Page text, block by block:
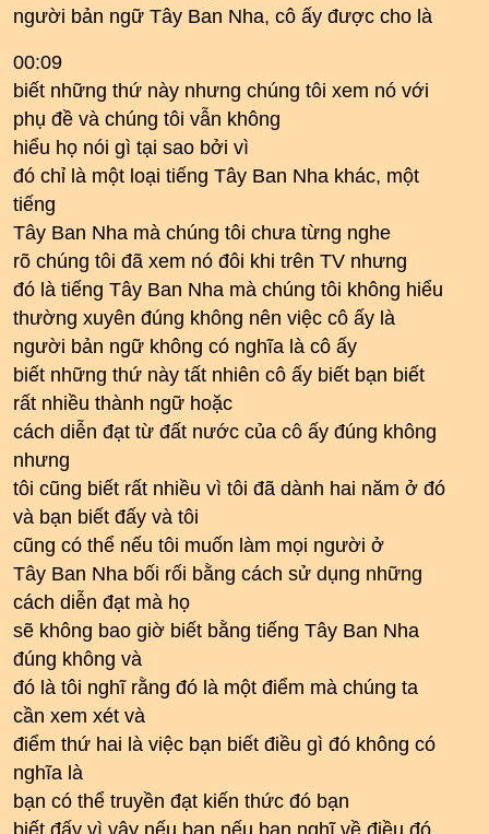
người bản ngữ Tây Ban Nha, cô ấy được cho là
00:09
biết những thứ này nhưng chúng tôi xem nó với
phụ đề và chúng tôi vẫn không
hiểu họ nói gì tại sao bởi vì
đó chỉ là một loại tiếng Tây Ban Nha khác, một
tiếng
Tây Ban Nha mà chúng tôi chưa từng nghe
rõ chúng tôi đã xem nó đôi khi trên TV nhưng
đó là tiếng Tây Ban Nha mà chúng tôi không hiểu
thường xuyên đúng không nên việc cô ấy là
người bản ngữ không có nghĩa là cô ấy
biết những thứ này tất nhiên cô ấy biết bạn biết
rất nhiều thành ngữ hoặc
cách diễn đạt từ đất nước của cô ấy đúng không
nhưng
tôi cũng biết rất nhiều vì tôi đã dành hai năm ở đó
và bạn biết đấy và tôi
cũng có thể nếu tôi muốn làm mọi người ở
Tây Ban Nha bối rối bằng cách sử dụng những
cách diễn đạt mà họ
sẽ không bao giờ biết bằng tiếng Tây Ban Nha
đúng không và
đó là tôi nghĩ rằng đó là một điểm mà chúng ta
cần xem xét và
điểm thứ hai là việc bạn biết điều gì đó không có
nghĩa là
bạn có thể truyền đạt kiến ​​thức đó bạn
biết đấy vì vậy nếu bạn nếu bạn nghĩ về điều đó,